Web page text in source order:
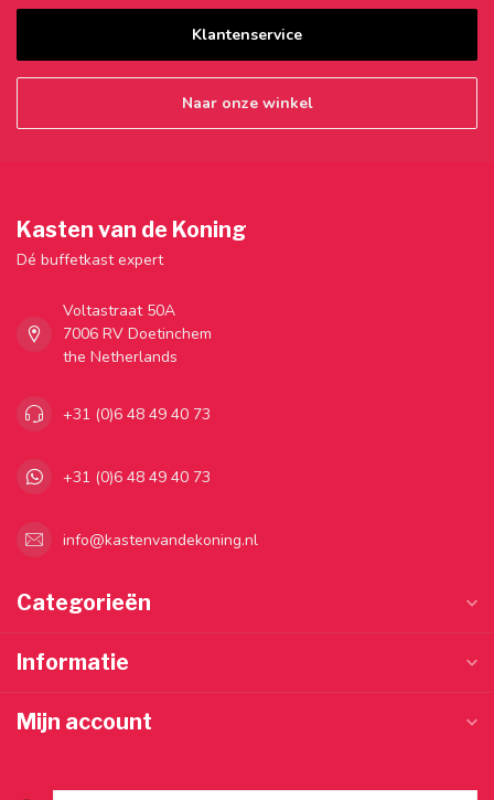
Klantenservice
Naar onze winkel
Kasten van de Koning
Dé buffetkast expert
Voltastraat 50A
7006 RV Doetinchem
the Netherlands
+31 (0)6 48 49 40 73
+31 (0)6 48 49 40 73
info@kastenvandekoning.nl
Categorieën
Informatie
Mijn account